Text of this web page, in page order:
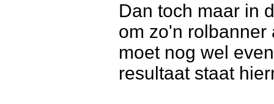
Dan toch maar in
om zo'n rolbanner
moet nog wel
resultaat staat